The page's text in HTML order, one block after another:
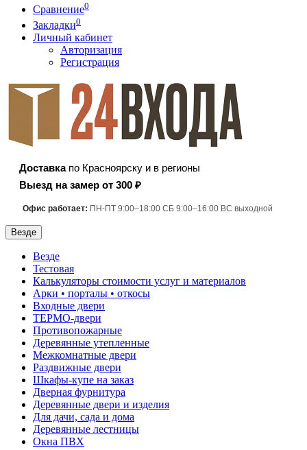
Сравнение0
Закладки0
Личный кабинет
Авторизация
Регистрация
Доставкапо Красноярску и в регионы
Выезд на замер от 300 ₽
Офис работает: ПН-ПТ 9:00–18:00 СБ 9:00–16:00 ВС выходной
Везде
Везде
Тестовая
Калькуляторы стоимости услуг и материалов
Арки • порталы • откосы
Входные двери
ТЕРМО-двери
Противопожарные
Деревянные утепленные
Межкомнатные двери
Раздвижные двери
Шкафы-купе на заказ
Дверная фурнитура
Деревянные двери и изделия
Для дачи, сада и дома
Деревянные лестницы
Окна ПВХ